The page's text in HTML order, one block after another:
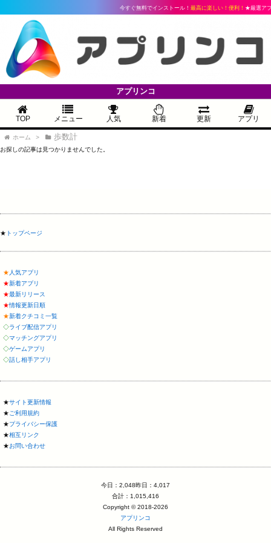
今すぐ無料でインストール！ 最高に楽しい！便利！ ★厳選ア
アプリンコ
TOP メニュー 人気 新着 更新 アプリ
ホーム > 歩数計
お探しの記事は見つかりませんでした。
★ トップページ
★ 人気アプリ
★新着アプリ
★最新リリース
★情報更新日順
★新着クチコミ一覧
◇ライブ配信アプリ
◇マッチングアプリ
◇ゲームアプリ
◇話し相手アプリ
★サイト更新情報
★ ご利用規約
★プライバシー保護
★相互リンク
★お問い合わせ
今日：2,048昨日：4,017
合計：1,015,416
Copyright © 2018-2026
アプリンコ
All Rights Reserved